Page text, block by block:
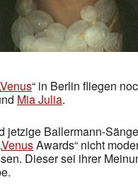
Venus“ in Berlin fliegen
Mia Julia.
jetzige Ballermann-
VenusAwards“ nicht
Dieser sei ihrer